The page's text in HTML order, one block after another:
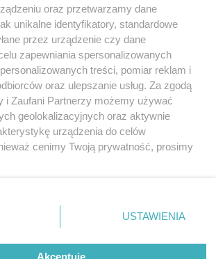
lodowisko polonii
i lodowiska już jesienią -
prywatności regulamin korzystania z portali
Skontakuj sięz nami
Kontakt
Wydawca
Pogoda
oraz przetwarzamy dane
unikalne identyfikatory, standardowe
przez urządzenie czy dane
zapewniania spersonalizowanych
treści, pomiar reklam i
oraz ulepszanie usług. Za zgodą
i Zaufani Partnerzy możemy używać
geolokalizacyjnych oraz aktywnie
urządzenia do celów
cenimy Twoją prywatność, prosimy
się w lewym dolnym rogu strony
przetwarzania danych nie wymagają
ale masz prawo sprzeciwić się
Preferencje będą miały
USTAWIENIA
Akceptuję